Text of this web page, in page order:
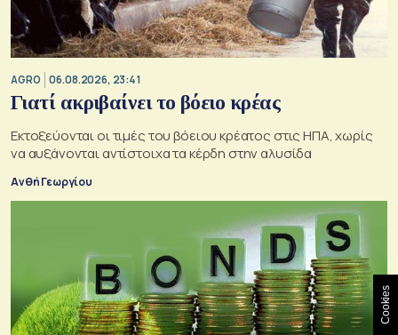
AGRO 06.08.2026, 23:41
Γιατί ακριβαίνει το βόειο κρέας
Εκτοξεύονται οι τιμές του βόειου κρέατος στις ΗΠΑ, χωρίς
να αυξάνονται αντίστοιχα τα κέρδη στην αλυσίδα
Ανθή Γεωργίου
Cookies